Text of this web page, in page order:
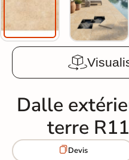
Dalle
terre
Devis